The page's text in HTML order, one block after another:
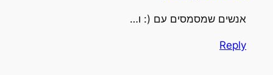
אנשים שמסמסים עם (: ו…
Reply